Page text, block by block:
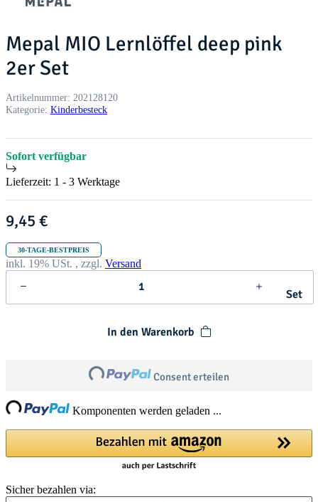
Mepal MIO Lernlöffel deep pink
2er Set
Artikelnummer: 202128120
Kategorie: Kinderbesteck
Sofort verfügbar
Lieferzeit: 1 - 3 Werktage
9,45 €
30-TAGE-BESTPREIS
inkl. 19% USt. , zzgl. Versand
Set
In den Warenkorb
Loading... Consent erteilen
Komponenten werden geladen ...
Sicher bezahlen via: